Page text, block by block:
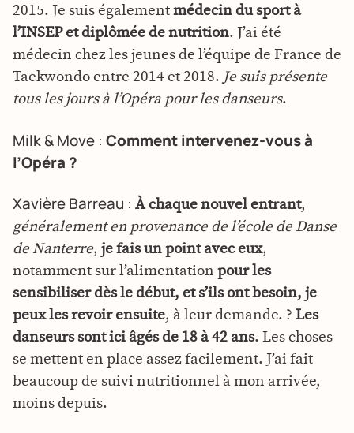
2015. Je suis également médecin du sport à
l’INSEP et diplômée de nutrition. J’ai été
médecin chez les jeunes de l’équipe de France de
Taekwondo entre 2014 et 2018. Je suis présente
tous les jours à l’Opéra pour les danseurs.
Milk & Move : Comment intervenez-vous à
l’Opéra ?
Xavière Barreau : À chaque nouvel entrant,
généralement en provenance de l’école de Danse
de Nanterre, je fais un point avec eux,
notamment sur l’alimentation pour les
sensibiliser dès le début, et s’ils ont besoin, je
peux les revoir ensuite, à leur demande. ? Les
danseurs sont ici âgés de 18 à 42 ans. Les choses
se mettent en place assez facilement. J’ai fait
beaucoup de suivi nutritionnel à mon arrivée,
moins depuis.